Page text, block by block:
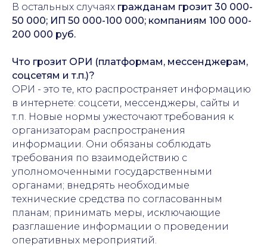
В остальных случаях гражданам грозит 30 000-
50 000; ИП 50 000-100 000; компаниям 100 000-
200 000 руб.
Что грозит ОРИ (платформам, мессенджерам,
соцсетям и т.п.)?
ОРИ - это те, кто распространяет информацию
в интернете: соцсети, мессенджеры, сайты и
т.п. Новые нормы ужесточают требования к
организаторам распространения
информации. Они обязаны соблюдать
требования по взаимодействию с
уполномоченными государственными
органами; внедрять необходимые
технические средства по согласованным
планам; принимать меры, исключающие
разглашение информации о проведении
оперативных мероприятий.